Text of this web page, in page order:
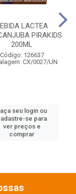
LACTEA
PIRAKIDS
200ML
Código: 126637
CX/0027/UN
seu login ou
se para
ver preços e
comprar